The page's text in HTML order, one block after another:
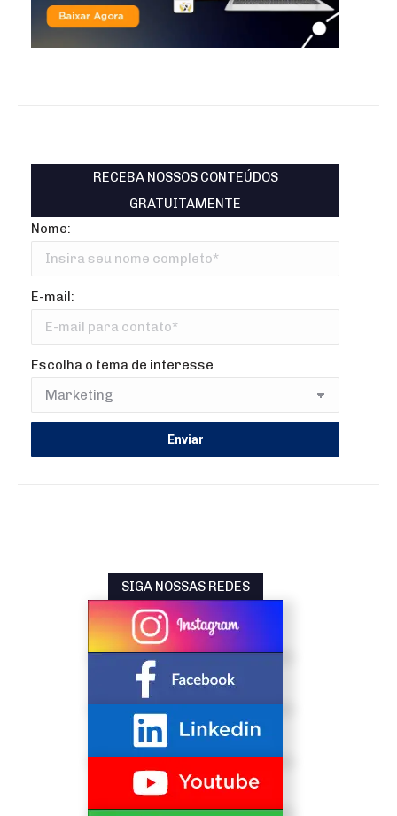
RECEBA NOSSOS CONTEÚDOS
GRATUITAMENTE
Nome:
E-mail:
Escolha o tema de interesse
SIGA NOSSAS REDES